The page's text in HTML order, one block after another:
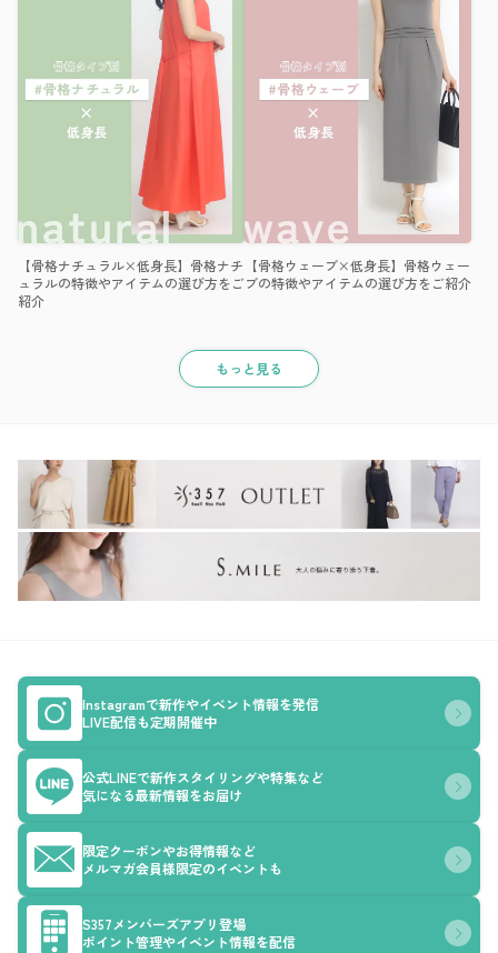
【骨格ナチュラル×低身長】骨格ナチ
ュラルの特徴やアイテムの選び方をご
紹介
【骨格ウェーブ×低身長】骨格ウェー
ブの特徴やアイテムの選び方をご紹介
もっと見る
Instagramで新作やイベント情報を発信
LIVE配信も定期開催中
公式LINEで新作スタイリングや特集など
気になる最新情報をお届け
限定クーポンやお得情報など
メルマガ会員様限定のイベントも
S357メンバーズアプリ登場
ポイント管理やイベント情報を配信